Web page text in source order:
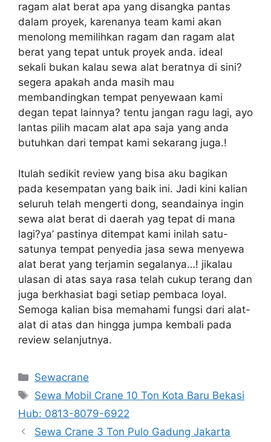
ragam alat berat apa yang disangka pantas
dalam proyek, karenanya team kami akan
menolong memilihkan ragam dan ragam alat
berat yang tepat untuk proyek anda. ideal
sekali bukan kalau sewa alat beratnya di sini?
segera apakah anda masih mau
membandingkan tempat penyewaan kami
degan tepat lainnya? tentu jangan ragu lagi, ayo
lantas pilih macam alat apa saja yang anda
butuhkan dari tempat kami sekarang juga.!
Itulah sedikit review yang bisa aku bagikan
pada kesempatan yang baik ini. Jadi kini kalian
seluruh telah mengerti dong, seandainya ingin
sewa alat berat di daerah yag tepat di mana
lagi?ya’ pastinya ditempat kami inilah satu-
satunya tempat penyedia jasa sewa menyewa
alat berat yang terjamin segalanya…! jikalau
ulasan di atas saya rasa telah cukup terang dan
juga berkhasiat bagi setiap pembaca loyal.
Semoga kalian bisa memahami fungsi dari alat-
alat di atas dan hingga jumpa kembali pada
review selanjutnya.
Categories
Sewacrane
Tags
Sewa Mobil Crane 10 Ton Kota Baru Bekasi
Hub: 0813-8079-6922
Sewa Crane 3 Ton Pulo Gadung Jakarta